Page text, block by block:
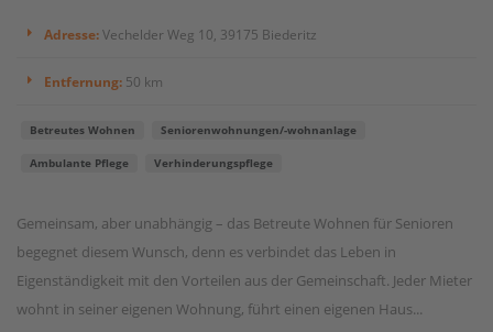
Adresse:Vechelder Weg 10, 39175 Biederitz
Entfernung: 50 km
Betreutes Wohnen Seniorenwohnungen/-wohnanlage
Ambulante Pflege Verhinderungspflege
Gemeinsam, aber unabhängig – das Betreute Wohnen für Senioren
begegnet diesem Wunsch, denn es verbindet das Leben in
Eigenständigkeit mit den Vorteilen aus der Gemeinschaft. Jeder Mieter
wohnt in seiner eigenen Wohnung, führt einen eigenen Haus...